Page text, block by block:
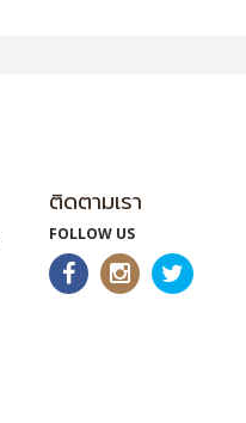
ติดตามเรา
FOLLOW US